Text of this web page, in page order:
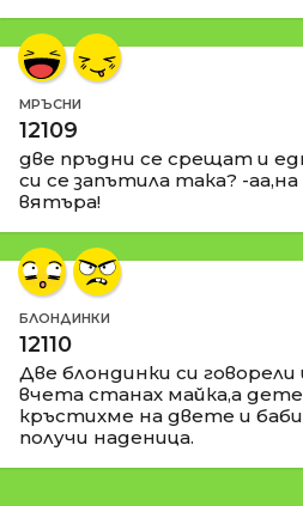
МРЪСНИ
12109
две пръдни се срещат и
си се запътила така? -
вятъра!
БЛОНДИНКИ
12110
Две блондинки си говорели
вчета станах майка,а
кръстихме на двете и
получи наденица.